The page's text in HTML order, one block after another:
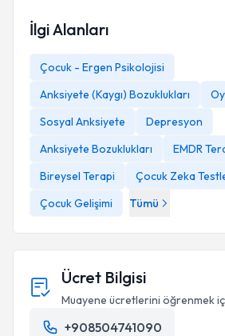
İlgi Alanları
Çocuk - Ergen Psikolojisi
Anksiyete (Kaygı) Bozuklukları
Sosyal Anksiyete
Depresyon
Anksiyete Bozuklukları
EMDR
Bireysel Terapi
Çocuk Zeka
Çocuk Gelişimi
Tümü
Ücret Bilgisi
Muayene ücretlerini öğrenmek
+908504741090